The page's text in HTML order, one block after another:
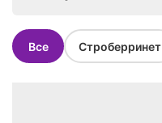
Все Строберринет